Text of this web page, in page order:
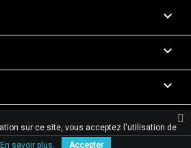



Geelen
sur ce site, vous acceptez l'utilisation de
En savoir plus. Accepter